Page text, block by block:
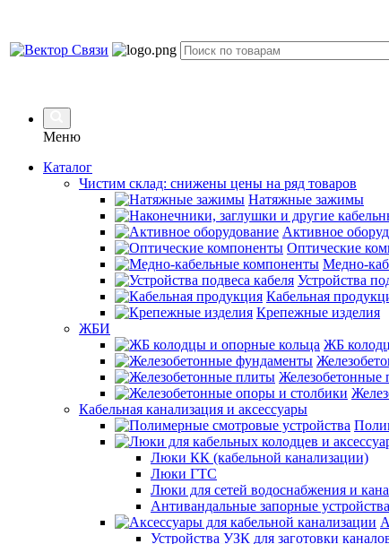
Меню
Каталог
Чистим склад: снижены цены на ряд товаров
Натяжные зажимы
Активное
Оптические
Медно-
Устройства
Кабельная
Крепежные изделия
ЖБИ
ЖБ
Железобетонные
Кабельная канализация и аксессуары
Люки КК (кабельной канализации)
Люки ГТС
Люки для сетей водоснабжения и
Антивандальные запорные
Устройства УЗК для заготовки